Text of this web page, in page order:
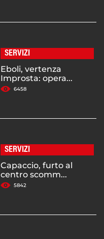
SERVIZI
Eboli, vertenza
Improsta: opera...
6458
SERVIZI
Capaccio, furto al
centro scomm...
5842